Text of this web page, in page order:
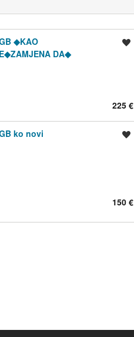
◆KAO
DA◆
225 €
ko novi
150 €